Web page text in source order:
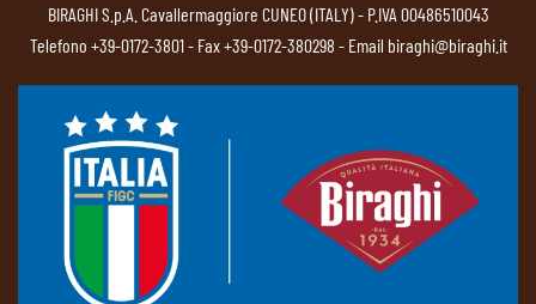
BIRAGHI S.p.A. Cavallermaggiore CUNEO (ITALY) - P.IVA 00486510043
Telefono +39-0172-3801- Fax +39-0172-380298 - Email biraghi@biraghi.it